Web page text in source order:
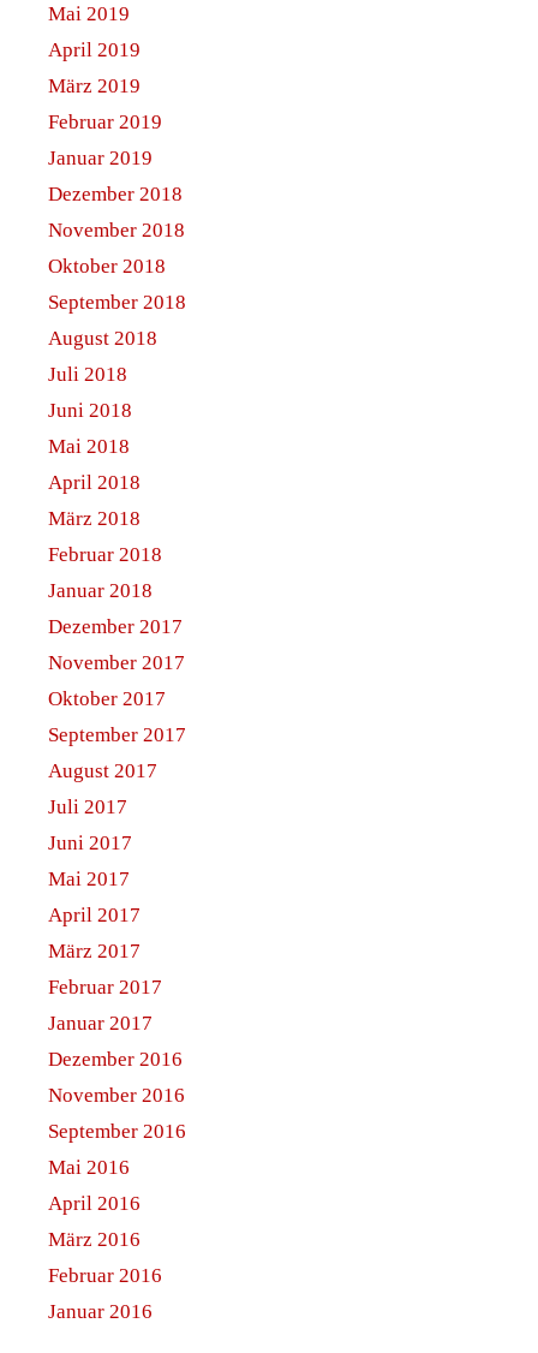
Mai 2019
April 2019
März 2019
Februar 2019
Januar 2019
Dezember 2018
November 2018
Oktober 2018
September 2018
August 2018
Juli 2018
Juni 2018
Mai 2018
April 2018
März 2018
Februar 2018
Januar 2018
Dezember 2017
November 2017
Oktober 2017
September 2017
August 2017
Juli 2017
Juni 2017
Mai 2017
April 2017
März 2017
Februar 2017
Januar 2017
Dezember 2016
November 2016
September 2016
Mai 2016
April 2016
März 2016
Februar 2016
Januar 2016